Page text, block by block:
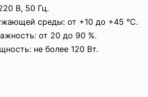
В, 50 Гц.
среды: от +10 до +45 °C.
от 20 до 90 %.
не более 120 Вт.